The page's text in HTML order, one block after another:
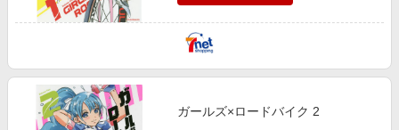
ガールズ×ロードバイク 2